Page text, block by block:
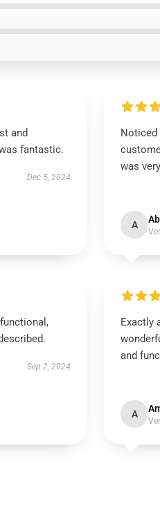
and
fantastic.
Dec 5, 2024
Noticed
was
A
Sep 2, 2024
Exactly
and
A